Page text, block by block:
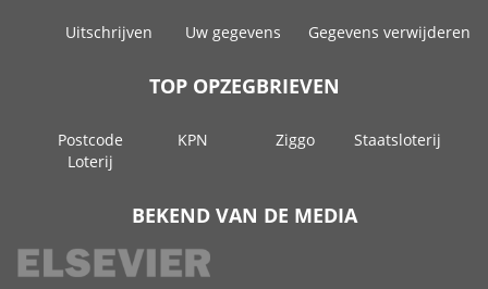
Uitschrijven Uw gegevens Gegevens verwijderen
TOP OPZEGBRIEVEN
Postcode
Loterij
KPN Ziggo Staatsloterij
BEKEND VAN DE MEDIA